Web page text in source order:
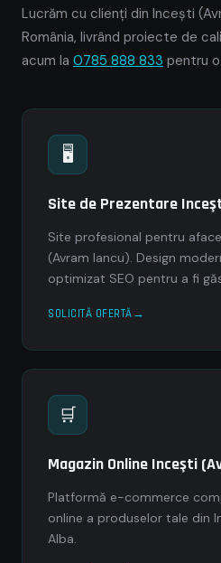
Lucrăm cu clienți din Inceşti
România, livrând proiecte de
acum la 0785 888 833 pentru
🖥
Site de Prezentare
Site profesional pentru
(Avram Iancu). Design
optimizat SEO pentru a fi
SOLICITĂ OFERTĂ
🛒
Magazin Online Inceşti
Platformă e-commerce
online a produselor tale din
Alba.